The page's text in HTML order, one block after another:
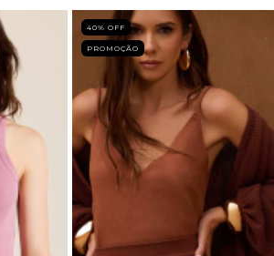
40% OFF
PROMOÇÃO